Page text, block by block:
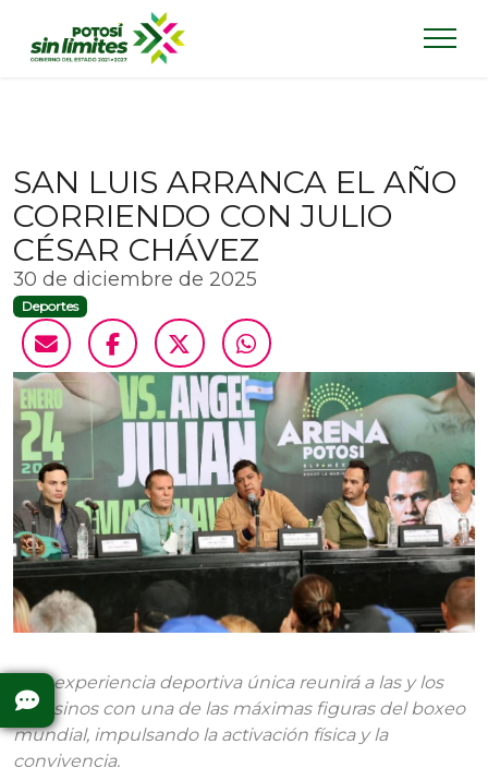
SAN LUIS ARRANCA EL AÑO
CORRIENDO CON JULIO
CÉSAR CHÁVEZ
30 de diciembre de 2025
Deportes
Una experiencia deportiva única reunirá a las y los
potosinos con una de las máximas figuras del boxeo
mundial, impulsando la activación física y la
convivencia.